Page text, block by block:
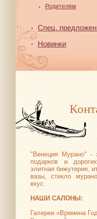
Родителям
Спец.
Новинки
"Венеция Мурано" -
подарков и
элитная бижутерия,
вазы, стекло
вкус.
НАШИ САЛОНЫ:
Галереи «Времена